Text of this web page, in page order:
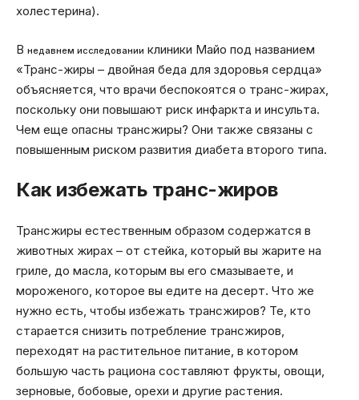
холестерина).
В недавнем исследовании клиники Майо под названием
«Транс-жиры – двойная беда для здоровья сердца»
объясняется, что врачи беспокоятся о транс-жирах,
поскольку они повышают риск инфаркта и инсульта.
Чем еще опасны трансжиры? Они также связаны с
повышенным риском развития диабета второго типа.
Как избежать транс-жиров
Трансжиры естественным образом содержатся в
животных жирах – от стейка, который вы жарите на
гриле, до масла, которым вы его смазываете, и
мороженого, которое вы едите на десерт. Что же
нужно есть, чтобы избежать трансжиров? Те, кто
старается снизить потребление трансжиров,
переходят на растительное питание, в котором
большую часть рациона составляют фрукты, овощи,
зерновые, бобовые, орехи и другие растения.